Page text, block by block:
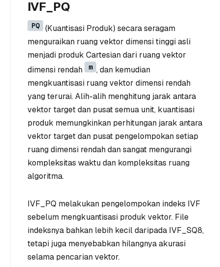
IVF_PQ
PQ
(Kuantisasi Produk) secara seragam
menguraikan ruang vektor dimensi tinggi asli
menjadi produk Cartesian dari ruang vektor
dimensi rendah
m , dan kemudian
mengkuantisasi ruang vektor dimensi rendah
yang terurai. Alih-alih menghitung jarak antara
vektor target dan pusat semua unit, kuantisasi
produk memungkinkan perhitungan jarak antara
vektor target dan pusat pengelompokan setiap
ruang dimensi rendah dan sangat mengurangi
kompleksitas waktu dan kompleksitas ruang
algoritma.
IVF_PQ melakukan pengelompokan indeks IVF
sebelum mengkuantisasi produk vektor. File
indeksnya bahkan lebih kecil daripada IVF_SQ8,
tetapi juga menyebabkan hilangnya akurasi
selama pencarian vektor.